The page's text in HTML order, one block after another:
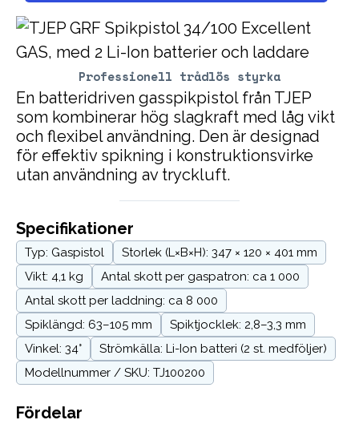
Professionell trådlös styrka
En batteridriven gasspikpistol från TJEP
som kombinerar hög slagkraft med låg vikt
och flexibel användning. Den är designad
för effektiv spikning i konstruktionsvirke
utan användning av tryckluft.
Fördelar
Specifikationer
Typ: Gaspistol
Storlek (L×B×H): 347 × 120 × 401 mm
Vikt: 4,1 kg
Antal skott per gaspatron: ca 1 000
Antal skott per laddning: ca 8 000
Spiklängd: 63–105 mm
Spiktjocklek: 2,8–3,3 mm
Vinkel: 34°
Strömkälla: Li-Ion batteri (2 st. medföljer)
Modellnummer / SKU: TJ100200